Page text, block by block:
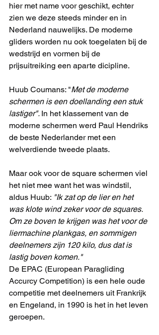
hier met name voor geschikt, echter
zien we deze steeds minder en in
Nederland nauwelijks. De moderne
gliders worden nu ook toegelaten bij de
wedstrijd en vormen bij de
prijsuitreiking een aparte dicipline.
Huub Coumans: "Met de moderne
schermen is een doellanding een stuk
lastiger". In het klassement van de
moderne schermen werd Paul Hendriks
de beste Nederlander met een
welverdiende tweede plaats.
Maar ook voor de square schermen viel
het niet mee want het was windstil,
aldus Huub: "Ik zat op de lier en het
was klote wind zeker voor de squares.
Om ze boven te krijgen was het voor de
liermachine plankgas, en sommigen
deelnemers zijn 120 kilo, dus dat is
lastig boven komen."
De EPAC (European Paragliding
Accurcy Competition) is een hele oude
competitie met deelnemers uit Frankrijk
en Engeland, in 1990 is het in het leven
geroepen.